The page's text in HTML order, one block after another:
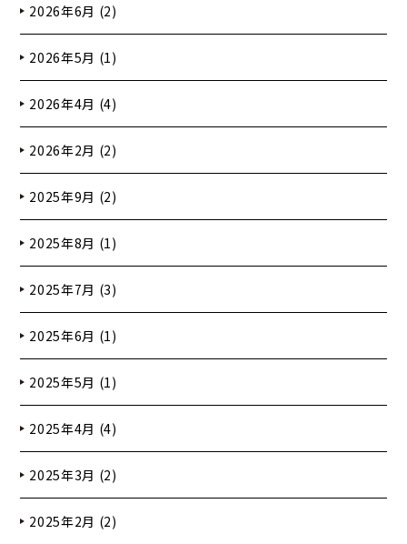
2026年6月 (2)
2026年5月 (1)
2026年4月 (4)
2026年2月 (2)
2025年9月 (2)
2025年8月 (1)
2025年7月 (3)
2025年6月 (1)
2025年5月 (1)
2025年4月 (4)
2025年3月 (2)
2025年2月 (2)